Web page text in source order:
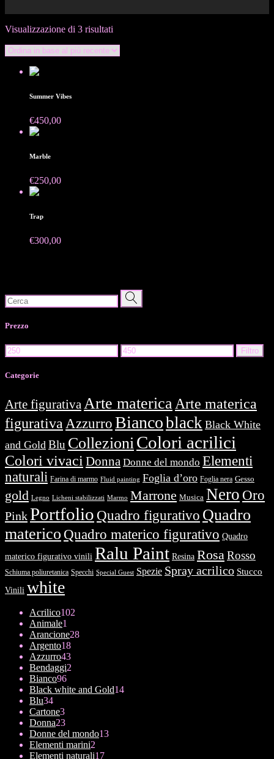
Visualizzazione di 3 risultati
base
Summer Vibes
€450,00
Marble
€250,00
Trap
€300,00
Search
for:
Prezzo
Prezzo
Min
Prezzo
Max
Filtro
Categorie
Arte figurativaArte matericaArte materica
figurativaAzzurro Biancoblack Black White
and Gold Blu CollezioniColori acrilici
Colori vivaciDonna Donne del mondo Elementi
naturali Farina di marmo Fluid painting Foglia d’oro Foglia nera Gesso
gold Legno Licheni stabilizzati Marmo Marrone Musica Nero Oro
PinkPortfolio Quadro figurativo Quadro
materico Quadro materico figurativo Quadro
materico figurativo vinili Ralu Paint Resina RosaRosso
Schiuma poliuretanica Specchi Special Guest Spezie Spray acrilico Stucco
Vinili white
Acrilico102
Animale1
prodotto
Arancione2828
Argento1818
prodotti
Azzurro4343
prodotti
Bendaggi2
Bianco9696
prodotti
Black white and Gold1414
Blu3434
prodotti
Cartone33
prodotti
Donna2323
prodotti
Donne del mondo1313
Elementi marini2
prodotti
Elementi naturali1717